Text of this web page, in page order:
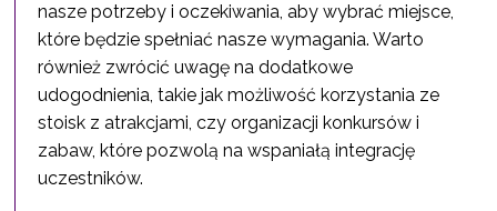
nasze potrzeby i oczekiwania, aby wybrać miejsce,
które będzie spełniać nasze wymagania. Warto
również zwrócić uwagę na dodatkowe
udogodnienia, takie jak możliwość korzystania ze
stoisk z atrakcjami, czy organizacji konkursów i
zabaw, które pozwolą na wspaniałą integrację
uczestników.